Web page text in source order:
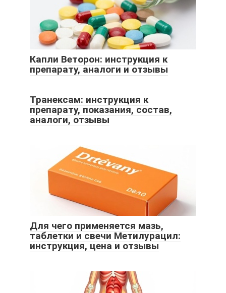
Капли Веторон: инструкция к
препарату, аналоги и отзывы
Транексам: инструкция к
препарату, показания, состав,
аналоги, отзывы
Для чего применяется мазь,
таблетки и свечи Метилурацил:
инструкция, цена и отзывы